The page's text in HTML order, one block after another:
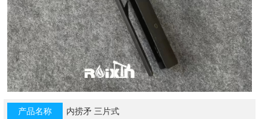
产品名称 内捞矛 三片式